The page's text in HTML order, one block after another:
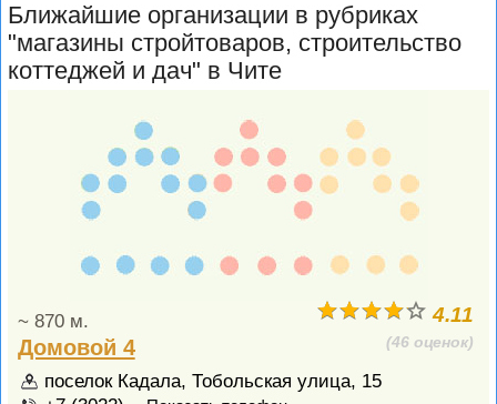
Ближайшие организации в рубриках
"магазины стройтоваров, строительство
коттеджей и дач" в Чите
4.11
(46 оценок)
~ 870 м.
Домовой 4
поселок Кадала, Тобольская улица, 15